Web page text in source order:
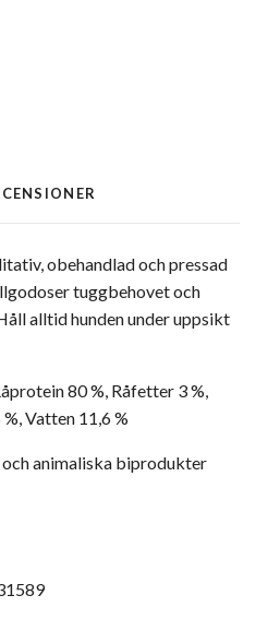
obehandlad och pressad
tuggbehovet och
alltid hunden under uppsikt
80 %, Råfetter 3 %,
Vatten 11,6 %
animaliska biprodukter